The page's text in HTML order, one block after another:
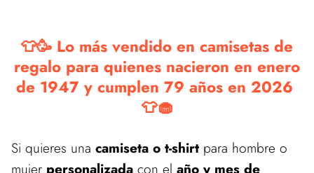
👕🥳 Lo más vendido en camisetas de
regalo para quienes nacieron en enero
de 1947 y cumplen 79 años en 2026
👕🧁
Si quieres una camiseta o t-shirt para hombre o
mujer personalizada con el año y mes de